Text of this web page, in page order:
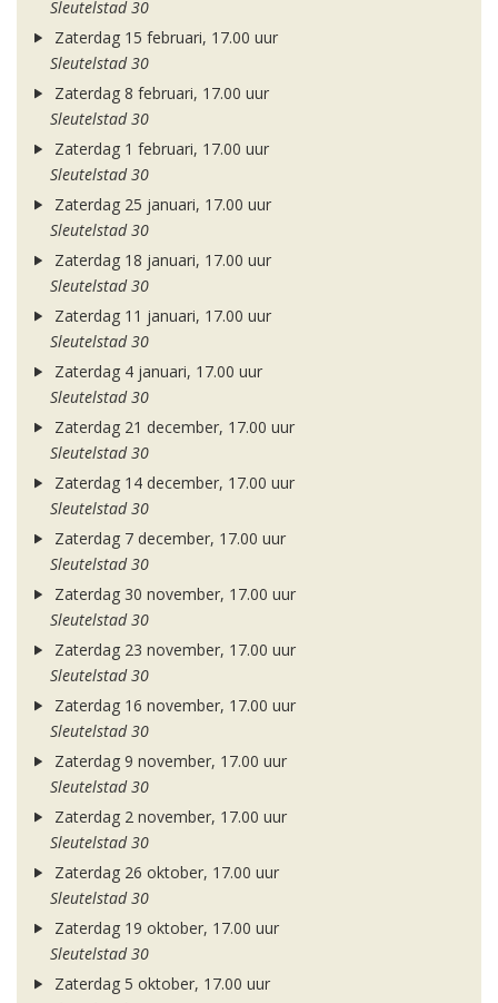
Sleutelstad 30
Zaterdag 15 februari, 17.00 uur
Sleutelstad 30
Zaterdag 8 februari, 17.00 uur
Sleutelstad 30
Zaterdag 1 februari, 17.00 uur
Sleutelstad 30
Zaterdag 25 januari, 17.00 uur
Sleutelstad 30
Zaterdag 18 januari, 17.00 uur
Sleutelstad 30
Zaterdag 11 januari, 17.00 uur
Sleutelstad 30
Zaterdag 4 januari, 17.00 uur
Sleutelstad 30
Zaterdag 21 december, 17.00 uur
Sleutelstad 30
Zaterdag 14 december, 17.00 uur
Sleutelstad 30
Zaterdag 7 december, 17.00 uur
Sleutelstad 30
Zaterdag 30 november, 17.00 uur
Sleutelstad 30
Zaterdag 23 november, 17.00 uur
Sleutelstad 30
Zaterdag 16 november, 17.00 uur
Sleutelstad 30
Zaterdag 9 november, 17.00 uur
Sleutelstad 30
Zaterdag 2 november, 17.00 uur
Sleutelstad 30
Zaterdag 26 oktober, 17.00 uur
Sleutelstad 30
Zaterdag 19 oktober, 17.00 uur
Sleutelstad 30
Zaterdag 5 oktober, 17.00 uur